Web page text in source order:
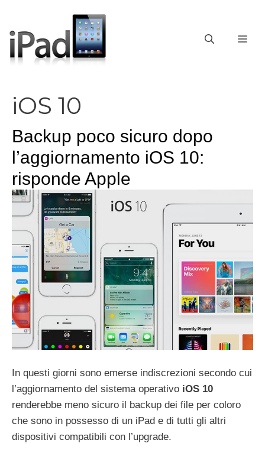
contenuto
iOS 10
Backup poco sicuro dopo
l’aggiornamento iOS 10:
risponde Apple
In questi giorni sono emerse indiscrezioni secondo cui
l’aggiornamento del sistema operativo iOS 10
renderebbe meno sicuro il backup dei file per coloro
che sono in possesso di un iPad e di tutti gli altri
dispositivi compatibili con l’upgrade.